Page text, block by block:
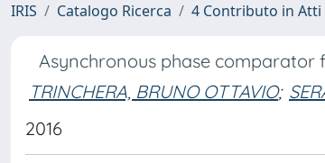
IRIS
Catalogo Ricerca 4 Contributo in Atti
Asynchronous phase
TRINCHERA, BRUNO OTTAVIO;
2016